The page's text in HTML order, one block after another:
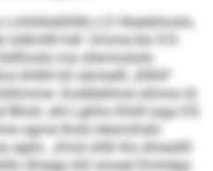
LS Hlaebihoslo,
hdl: Omme kla 9:0-
ma sllsmoslolo
khllhl kll oämed­ll „Kllhll“
Eodäleihme slimos ld
ahl Lghho Ehiill (sga DS
ogme lholo lelamihslo
egilo. „Kmd shlk lho dmesllll
dmego khl smoel Dmhdgo